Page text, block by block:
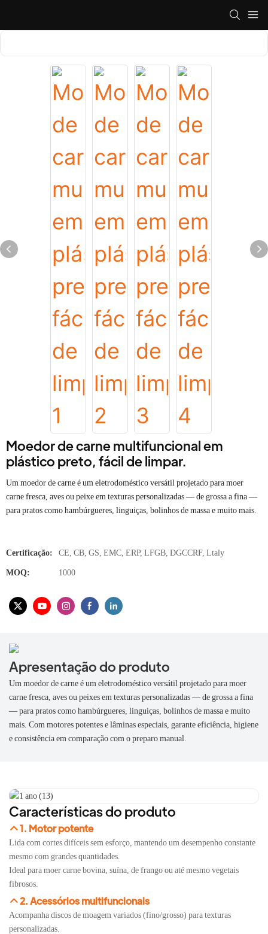
Moedor de carne multifuncional em
plástico preto, fácil de limpar.
Um moedor de carne é um eletrodoméstico versátil projetado para moer
carne fresca, aves ou peixe em texturas personalizadas — de grossa a fina —
para pratos como hambúrgueres, linguiças, bolinhos de massa e muito mais.
Certificação: CE, CB, GS, EMC, ERP, LFGB, DGCCRF, Ltaly
MOQ: 1000
Apresentação do produto
Um moedor de carne é um eletrodoméstico versátil projetado para moer
carne fresca, aves ou peixes em texturas personalizadas — de grossa a fina
— para pratos como hambúrgueres, linguiças, bolinhos de massa e muito
mais. Com motores potentes e lâminas especiais, garante eficiência, higiene
e consistência em comparação com o preparo manual.
Características do produto
1. Motor potente
Lida com cortes difíceis sem esforço, mantendo um desempenho constante
mesmo com grandes quantidades.
Ideal para moer carne bovina, suína, de frango ou até mesmo vegetais
fibrosos.
2. Acessórios multifuncionais
Acompanha discos de moagem variados (fino/grosso) para texturas
personalizadas.